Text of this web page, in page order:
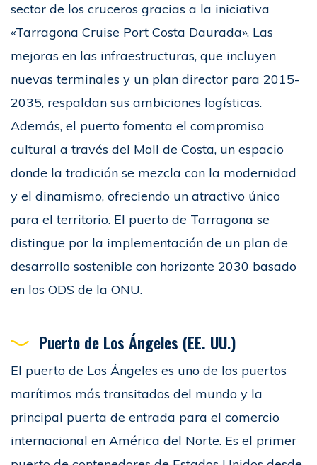
sector de los cruceros gracias a la iniciativa
«Tarragona Cruise Port Costa Daurada». Las
mejoras en las infraestructuras, que incluyen
nuevas terminales y un plan director para 2015-
2035, respaldan sus ambiciones logísticas.
Además, el puerto fomenta el compromiso
cultural a través del Moll de Costa, un espacio
donde la tradición se mezcla con la modernidad
y el dinamismo, ofreciendo un atractivo único
para el territorio. El puerto de Tarragona se
distingue por la implementación de un plan de
desarrollo sostenible con horizonte 2030 basado
en los ODS de la ONU.
Puerto de Los Ángeles (EE. UU.)
El puerto de Los Ángeles es uno de los puertos
marítimos más transitados del mundo y la
principal puerta de entrada para el comercio
internacional en América del Norte. Es el primer